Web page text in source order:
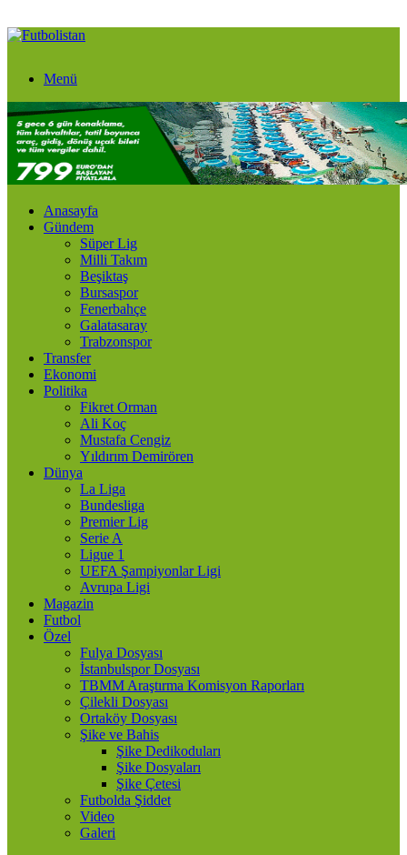
Menü
Anasayfa
Gündem
Süper Lig
Milli Takım
Beşiktaş
Bursaspor
Fenerbahçe
Galatasaray
Trabzonspor
Transfer
Ekonomi
Politika
Fikret Orman
Ali Koç
Mustafa Cengiz
Yıldırım Demirören
Dünya
La Liga
Bundesliga
Premier Lig
Serie A
Ligue 1
UEFA Şampiyonlar Ligi
Avrupa Ligi
Magazin
Futbol
Özel
Fulya Dosyası
İstanbulspor Dosyası
TBMM Araştırma Komisyon Raporları
Çilekli Dosyası
Ortaköy Dosyası
Şike ve Bahis
Şike Dedikoduları
Şike Dosyaları
Şike Çetesi
Futbolda Şiddet
Video
Galeri